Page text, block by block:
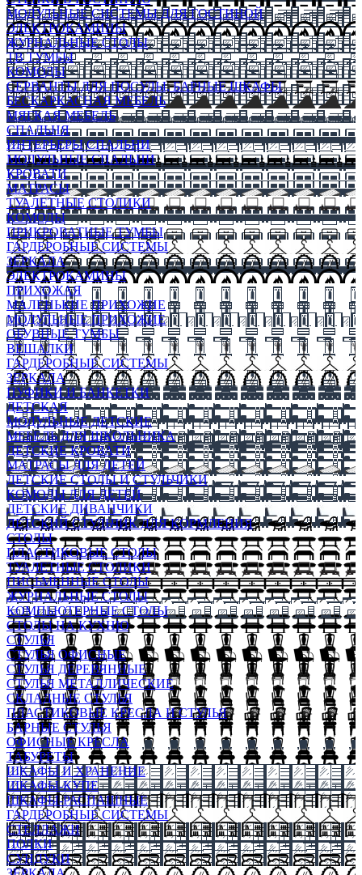
МОДУЛЬНЫЕ СИСТЕМЫ ДЛЯ ГОСТИНОЙ
ЭЛЕКТРОКАМИНЫ
ЖУРНАЛЬНЫЕ СТОЛЫ
ТВ ТУМБЫ
КОМОДЫ
СЕРВАНТЫ ДЛЯ ПОСУДЫ, БАРНЫЕ ШКАФЫ
БЕСКАРКАСНАЯ МЕБЕЛЬ
МЯГКАЯ МЕБЕЛЬ
СПАЛЬНЯ
ИНТЕРЬЕРЫ СПАЛЬНИ
МОДУЛЬНЫЕ СПАЛЬНИ
КРОВАТИ
МАТРАСЫ
ТУАЛЕТНЫЕ СТОЛИКИ
КОМОДЫ
ПРИКРОВАТНЫЕ ТУМБЫ
ГАРДЕРОБНЫЕ СИСТЕМЫ
ЗЕРКАЛА
ЭЛЕКТРОКАМИНЫ
ПРИХОЖАЯ
МАЛЕНЬКИЕ ПРИХОЖИЕ
МОДУЛЬНЫЕ ПРИХОЖИЕ
ОБУВНЫЕ ТУМБЫ
ВЕШАЛКИ
ГАРДЕРОБНЫЕ СИСТЕМЫ
ЗЕРКАЛА
ПУФИКИ И БАНКЕТКИ
ДЕТСКАЯ
МОДУЛЬНЫЕ ДЕТСКИЕ
МЕБЕЛЬ ДЛЯ ШКОЛЬНИКА
ДЕТСКИЕ КРОВАТИ
МАТРАСЫ ДЛЯ ДЕТЕЙ
ДЕТСКИЕ СТОЛЫ И СТУЛЬЧИКИ
КОМОДЫ ДЛЯ ДЕТЕЙ
ДЕТСКИЕ ДИВАНЧИКИ
ДЕТСКИЙ СТУЛЬЧИК ДЛЯ КОРМЛЕНИЯ
СТОЛЫ
ПЛАСТИКОВЫЕ СТОЛЫ
ТУАЛЕТНЫЕ СТОЛИКИ
ПИСЬМЕННЫЕ СТОЛЫ
ЖУРНАЛЬНЫЕ СТОЛЫ
КОМПЬЮТЕРНЫЕ СТОЛЫ
СТОЛЫ НА КУХНЮ
СТУЛЬЯ
СТУЛЬЯ ОФИСНЫЕ
СТУЛЬЯ ДЕРЕВЯННЫЕ
СТУЛЬЯ МЕТАЛЛИЧЕСКИЕ
СКЛАДНЫЕ СТУЛЬЯ
ПЛАСТИКОВЫЕ КРЕСЛА И СТУЛЬЯ
БАРНЫЕ СТУЛЬЯ
ОФИСНЫЕ КРЕСЛА
ТАБУРЕТЫ
ШКАФЫ И ХРАНЕНИЕ
ШКАФЫ-КУПЕ
ШКАФЫ-РАСПАШНЫЕ
ГАРДЕРОБНЫЕ СИСТЕМЫ
СТЕЛЛАЖИ
ПОЛКИ
СУНДУКИ